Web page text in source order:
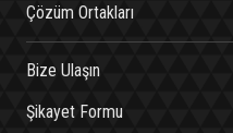
Çözüm Ortakları
Bize Ulaşın
Şikayet Formu